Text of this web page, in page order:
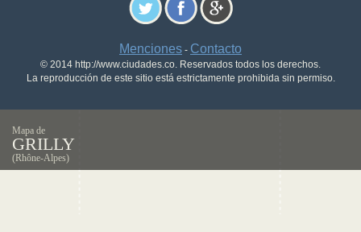
Menciones - Contacto
© 2014 http://www.ciudades.co. Reservados todos los derechos.
La reproducción de este sitio está estrictamente prohibida sin permiso.
Mapa de
GRILLY
(Rhône-Alpes)